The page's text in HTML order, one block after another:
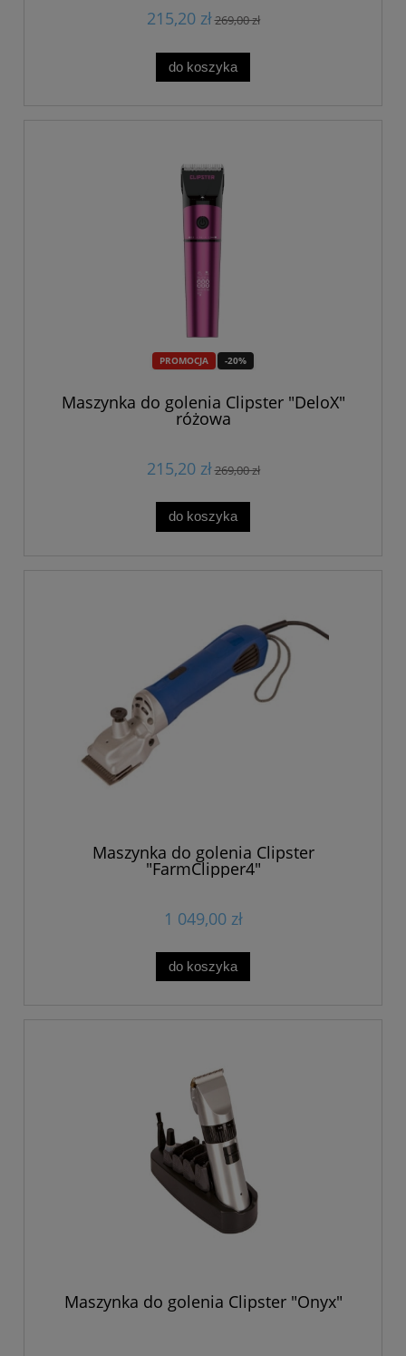
215,20 zł269,00 zł
do koszyka
PROMOCJA -20%
Maszynka do golenia Clipster "DeloX"
różowa
215,20 zł269,00 zł
do koszyka
Maszynka do golenia Clipster
"FarmClipper4"
1 049,00 zł
do koszyka
Maszynka do golenia Clipster "Onyx"